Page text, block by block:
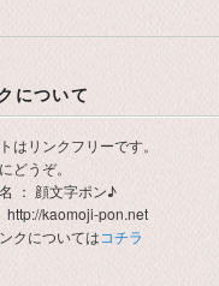
について
はリンクフリーです。
どうぞ。
： 顔文字ポン♪
http://kaomoji-pon.net
クについてはコチラ